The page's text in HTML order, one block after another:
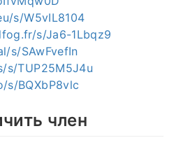
s/W5vIL8104
s/Ja6-1Lbqz9
s/SAwFvefIn
s/TUP25M5J4u
s/BQXbP8vlc
член